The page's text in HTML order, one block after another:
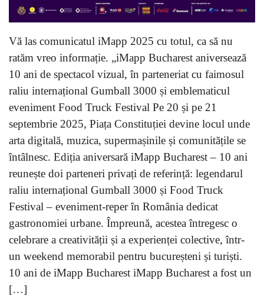
Vă las comunicatul iMapp 2025 cu totul, ca să nu
ratăm vreo informație. „iMapp Bucharest aniversează
10 ani de spectacol vizual, în parteneriat cu faimosul
raliu internațional Gumball 3000 și emblematicul
eveniment Food Truck Festival Pe 20 și pe 21
septembrie 2025, Piața Constituției devine locul unde
arta digitală, muzica, supermașinile și comunitățile se
întâlnesc. Ediția aniversară iMapp Bucharest – 10 ani
reunește doi parteneri privați de referință: legendarul
raliu internațional Gumball 3000 și Food Truck
Festival – eveniment-reper în România dedicat
gastronomiei urbane. Împreună, acestea întregesc o
celebrare a creativității și a experienței colective, într-
un weekend memorabil pentru bucureșteni și turiști.
10 ani de iMapp Bucharest iMapp Bucharest a fost un
[…]